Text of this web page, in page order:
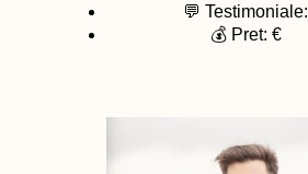
💬 Testimoniale:
💰 Pret: €